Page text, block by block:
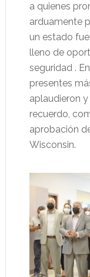
a quienes
arduamente
un estado
lleno de
seguridad .
presentes
aplaudieron
recuerdo,
aprobación
Wisconsin.